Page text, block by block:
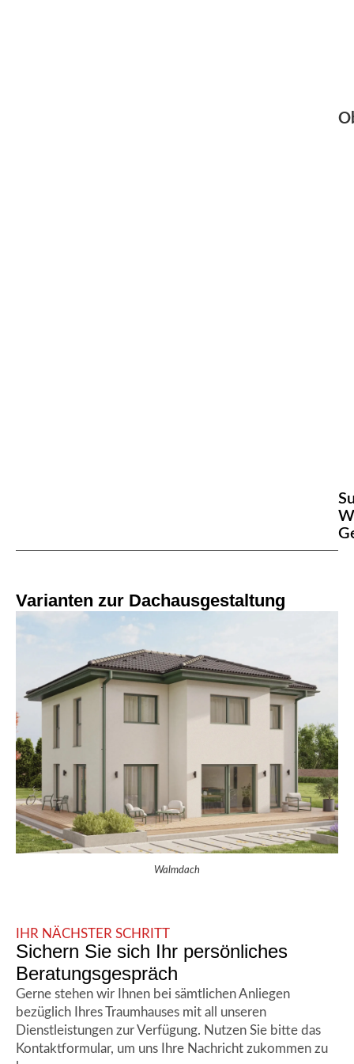
Varianten zur Dachausgestaltung
Walmdach
IHR NÄCHSTER SCHRITT
Sichern Sie sich Ihr persönliches
Beratungsgespräch
Gerne stehen wir Ihnen bei sämtlichen Anliegen
bezüglich Ihres Traumhauses mit all unseren
Dienstleistungen zur Verfügung. Nutzen Sie bitte das
Kontaktformular, um uns Ihre Nachricht zukommen zu